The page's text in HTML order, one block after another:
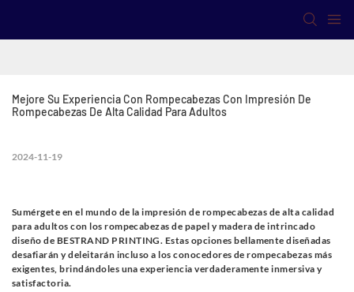
Mejore Su Experiencia Con Rompecabezas Con Impresión De
Rompecabezas De Alta Calidad Para Adultos
2024-11-19
Sumérgete en el mundo de la impresión de rompecabezas de alta calidad
para adultos con los rompecabezas de papel y madera de intrincado
diseño de BESTRAND PRINTING. Estas opciones bellamente diseñadas
desafiarán y deleitarán incluso a los conocedores de rompecabezas más
exigentes, brindándoles una experiencia verdaderamente inmersiva y
satisfactoria.